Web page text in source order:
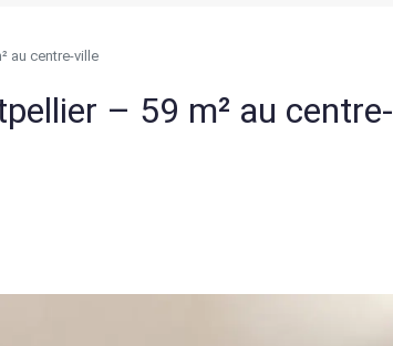
au centre-ville
– 59 m² au centre-